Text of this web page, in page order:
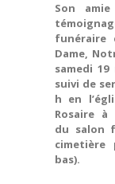
Son
funéraire
Dame,
samedi 19
suivi de
h en
Rosaire à
du salon
cimetière
bas).